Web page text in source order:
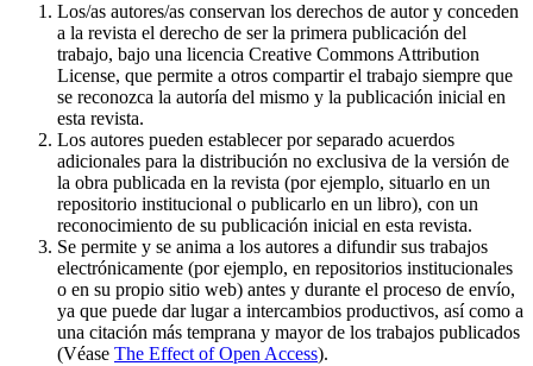
Los/as autores/as conservan los derechos de autor y conceden
a la revista el derecho de ser la primera publicación del
trabajo, bajo una licencia Creative Commons Attribution
License, que permite a otros compartir el trabajo siempre que
se reconozca la autoría del mismo y la publicación inicial en
esta revista.
Los autores pueden establecer por separado acuerdos
adicionales para la distribución no exclusiva de la versión de
la obra publicada en la revista (por ejemplo, situarlo en un
repositorio institucional o publicarlo en un libro), con un
reconocimiento de su publicación inicial en esta revista.
Se permite y se anima a los autores a difundir sus trabajos
electrónicamente (por ejemplo, en repositorios institucionales
o en su propio sitio web) antes y durante el proceso de envío,
ya que puede dar lugar a intercambios productivos, así como a
una citación más temprana y mayor de los trabajos publicados
(Véase The Effect of Open Access).